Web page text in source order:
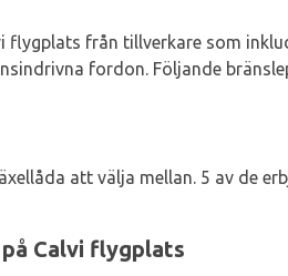
från tillverkare som
fordon. Följande
att välja mellan. 5 av de
Calvi flygplats